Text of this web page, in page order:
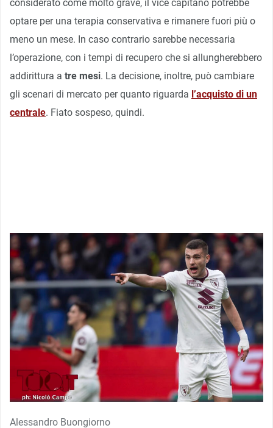
considerato come molto grave, il vice capitano potrebbe
optare per una terapia conservativa e rimanere fuori più o
meno un mese. In caso contrario sarebbe necessaria
l’operazione, con i tempi di recupero che si allungherebbero
addirittura a tre mesi. La decisione, inoltre, può cambiare
gli scenari di mercato per quanto riguarda l’acquisto di un
centrale. Fiato sospeso, quindi.
Alessandro Buongiorno